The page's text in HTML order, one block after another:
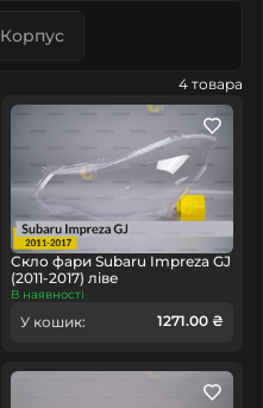
Корпус
4 товара
Скло фари Subaru Impreza GJ
(2011-2017) ліве
В наявності
У кошик: 1271.00 ₴